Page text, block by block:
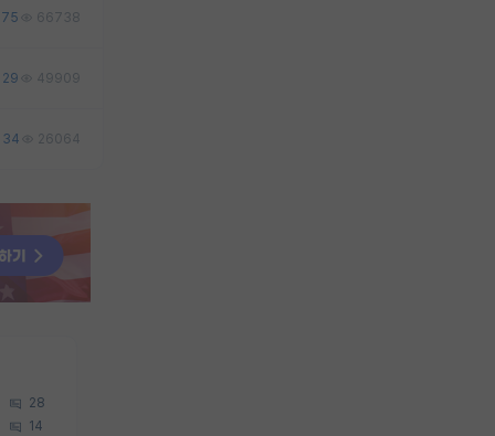
75 66738
29 49909
34 26064
28
14